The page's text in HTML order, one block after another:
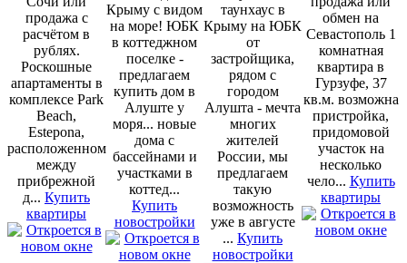
продажа с
расчётом в
рублях.
Роскошные
апартаменты в
комплексе Park
Beach,
Estepona,
расположенном
между
прибрежной
д... Купить
квартиры
Крыму с видом
на море! ЮБК
в коттеджном
поселке -
предлагаем
купить дом в
Алуште у
моря... новые
дома с
бассейнами и
участками в
коттед...
Купить
новостройки
таунхаус в
Крыму на ЮБК
от
застройщика,
рядом с
городом
Алушта - мечта
многих
жителей
России, мы
предлагаем
такую
возможность
уже в августе
... Купить
новостройки
обмен на
Севастополь 1
комнатная
квартира в
Гурзуфе, 37
кв.м. возможна
пристройка,
придомовой
участок на
несколько
чело... Купить
квартиры